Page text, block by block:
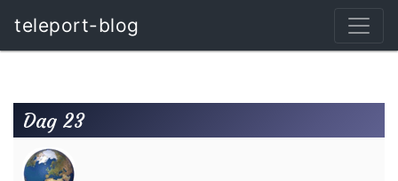
teleport-blog
Dag 23